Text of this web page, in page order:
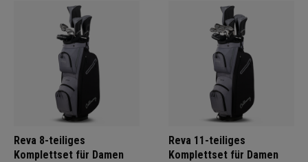
Reva 8-teiliges
Komplettset für Damen
Reva 11-teiliges
Komplettset für Damen